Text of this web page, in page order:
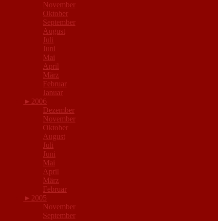
November
Oktober
September
August
Juli
Juni
Mai
April
März
Februar
Januar
► 2006
Dezember
November
Oktober
August
Juli
Juni
Mai
April
März
Februar
► 2005
November
September